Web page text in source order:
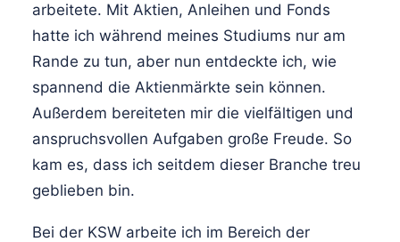
arbeitete. Mit Aktien, Anleihen und Fonds
hatte ich während meines Studiums nur am
Rande zu tun, aber nun entdeckte ich, wie
spannend die Aktienmärkte sein können.
Außerdem bereiteten mir die vielfältigen und
anspruchsvollen Aufgaben große Freude. So
kam es, dass ich seitdem dieser Branche treu
geblieben bin.
Bei der KSW arbeite ich im Bereich der